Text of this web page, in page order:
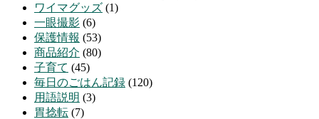
ワイマグッズ (1)
一眼撮影 (6)
保護情報 (53)
商品紹介 (80)
子育て (45)
毎日のごはん記録 (120)
用語説明 (3)
胃捻転 (7)